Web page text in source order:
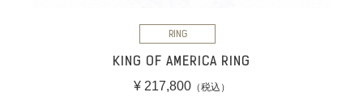
RING
KING OF AMERICA RING
¥ 217,800（税込）